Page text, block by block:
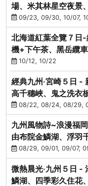
場、米其林星空夜景
幻燈遊步道、洞爺花
09/23, 09/30, 10/07,
北海道紅葉全覽７日
機+下午茶、黑岳纜
涮涮鍋(不進免稅店)
10/12, 10/22
經典九州‧宮崎５日 -
高千穗峽、鬼之洗衣
見學試飲
08/22, 08/24, 08/29,
九州風物詩~浪漫福
由布院金鱗湖、浮羽
晚宴、鸕鶿捕魚
08/29, 09/01, 09/07,
微熱晨光‧九州５日 -
鱗湖、四季彩久住花